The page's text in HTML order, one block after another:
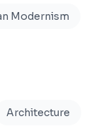
Modernism
Architecture